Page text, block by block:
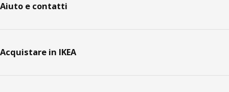
Aiuto e contatti
Acquistare in IKEA